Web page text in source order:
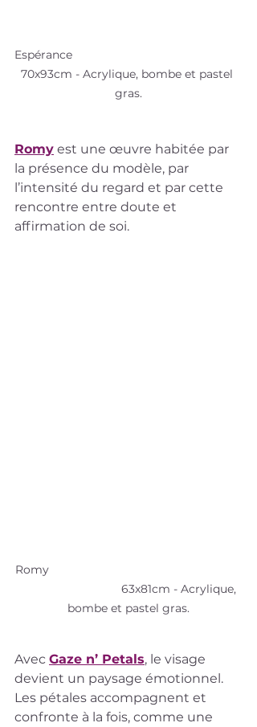
Espérance
70x93cm - Acrylique, bombe et pastel
gras.
Romy est une œuvre habitée par
la présence du modèle, par
l’intensité du regard et par cette
rencontre entre doute et
affirmation de soi.
Romy
                                63x81cm - Acrylique,
bombe et pastel gras.
Avec Gaze n’ Petals, le visage
devient un paysage émotionnel.
Les pétales accompagnent et
confronte à la fois, comme une